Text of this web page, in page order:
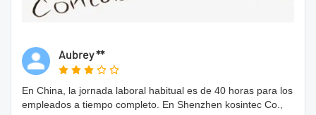
Aubrey **
En China, la jornada laboral habitual es de 40 horas para los
empleados a tiempo completo. En Shenzhen kosintec Co.,